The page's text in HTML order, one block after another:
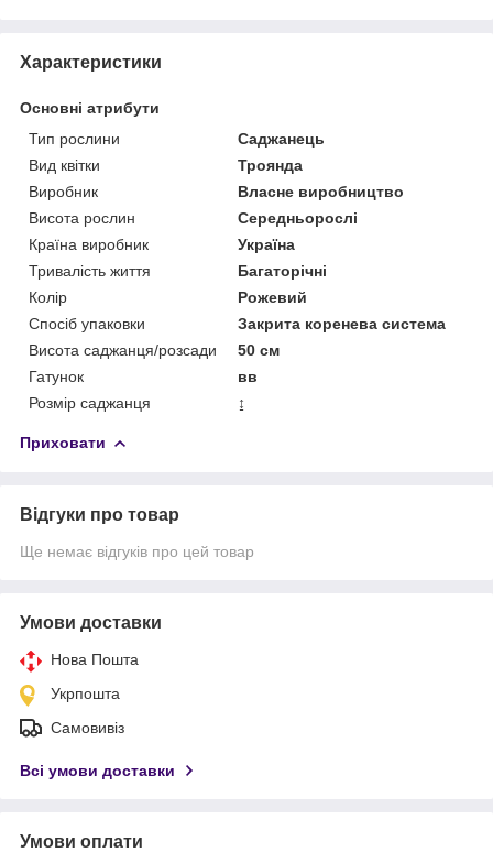
Характеристики
Основні атрибути
Тип рослини
Саджанець
Вид квітки
Троянда
Виробник
Власне виробництво
Висота рослин
Середньорослі
Країна виробник
Україна
Тривалість життя
Багаторічні
Колір
Рожевий
Спосіб упаковки
Закрита коренева система
Висота саджанця/розсади
50 см
Гатунок
вв
Розмір саджанця
↨
Приховати
Відгуки про товар
Ще немає відгуків про цей товар
Умови доставки
Нова Пошта
Укрпошта
Самовивіз
Всі умови доставки
Умови оплати